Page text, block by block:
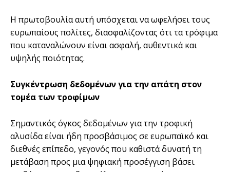
Η πρωτοβουλία αυτή υπόσχεται να ωφελήσει τους
ευρωπαίους πολίτες, διασφαλίζοντας ότι τα τρόφιμα
που καταναλώνουν είναι ασφαλή, αυθεντικά και
υψηλής ποιότητας.
Συγκέντρωση δεδομένων για την απάτη στον
τομέα των τροφίμων
Σημαντικός όγκος δεδομένων για την τροφική
αλυσίδα είναι ήδη προσβάσιμος σε ευρωπαϊκό και
διεθνές επίπεδο, γεγονός που καθιστά δυνατή τη
μετάβαση προς μια ψηφιακή προσέγγιση βάσει